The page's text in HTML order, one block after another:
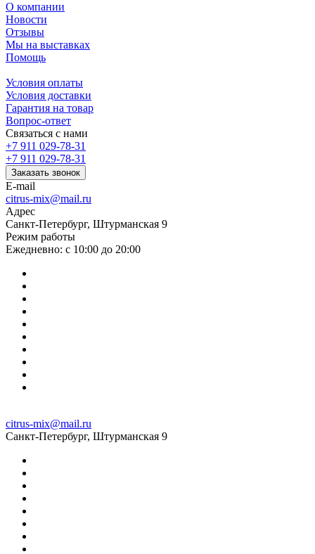
О компании
Новости
Отзывы
Мы на выставках
Помощь
Условия оплаты
Условия доставки
Гарантия на товар
Вопрос-ответ
Связаться с нами
+7 911 029-78-31
+7 911 029-78-31
Заказать звонок
E-mail
citrus-mix@mail.ru
Адрес
Санкт-Петербург, Штурманская 9
Режим работы
Ежедневно: с 10:00 до 20:00
citrus-mix@mail.ru
Санкт-Петербург, Штурманская 9